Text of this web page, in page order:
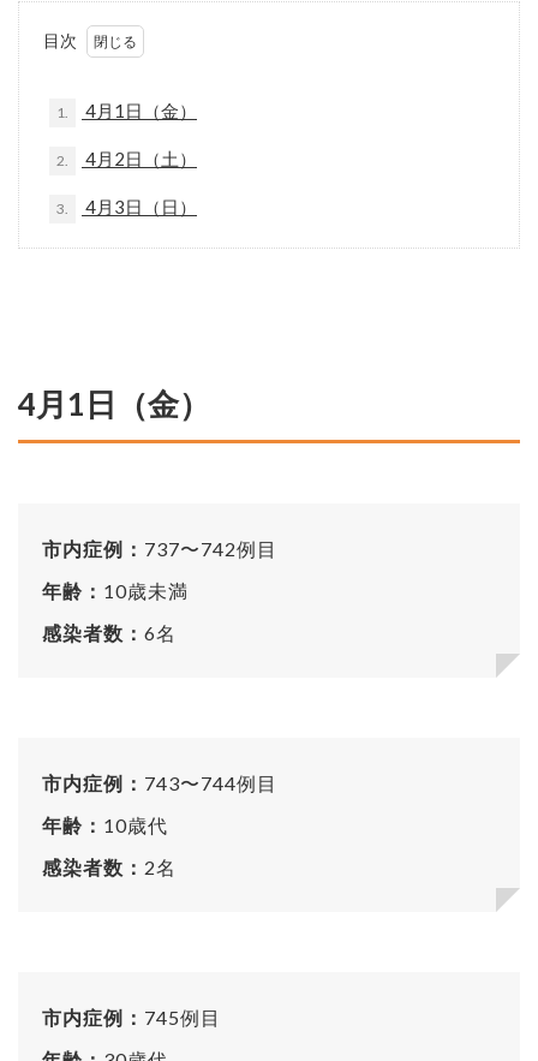
目次
1. 4月1日（金）
2. 4月2日（土）
3. 4月3日（日）
4月1日（金）
市内症例： 737〜742例目
年齢： 10歳未満
感染者数： 6名
市内症例： 743〜744例目
年齢： 10歳代
感染者数： 2名
市内症例： 745例目